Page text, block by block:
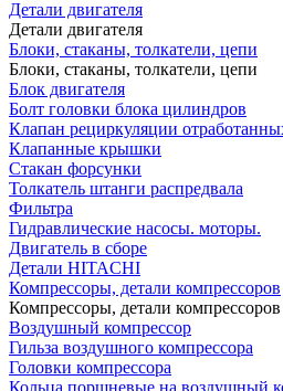
Детали двигателя
Детали двигателя
Блоки, стаканы, толкатели, цепи
Блоки, стаканы, толкатели, цепи
Блок двигателя
Болт головки блока цилиндров
Клапан рециркуляции
Клапанные крышки
Стакан форсунки
Толкатель штанги распредвала
Фильтра
Гидравлические насосы. моторы.
Двигатель в сборе
Детали HITACHI
Компрессоры, детали компрессоров
Компрессоры, детали компрессоров
Воздушный компрессор
Гильза воздушного компрессора
Головки компрессора
Кольца поршневые на воздушный